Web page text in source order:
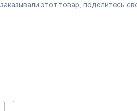
этот товар, поделитесь